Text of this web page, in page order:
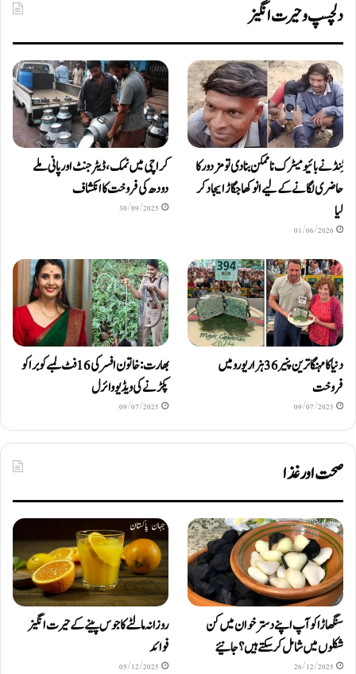
دلچسپ و حیرت انگیز
ٹِنڈ نے بائیومیٹرک ناممکن بنا دی تو مزدور کا
حاضری لگانے کے لیے انوکھا جگاڑ ایجاد کر
لیا
01/06/2026
کراچی میں نمک، ڈیٹرجنٹ اور پانی ملے
دودھ کی فروخت کا انکشاف
30/09/2025
دنیا کا مہنگا ترین پنیر 36 ہزار یورو میں
فروخت
09/07/2025
بھارت: خاتون افسر کی 16 فٹ لمبے کوبرا کو
پکڑنے کی ویڈیو وائرل
09/07/2025
صحت اور غذا
سنگھاڑا کو آپ اپنے دستر خوان میں کن
شکلوں میں شامل کرسکتے ہیں ؟ جانیئے
26/12/2025
روزانہ مالٹے کا جوس پینے کے حیرت انگیز
فوائد
05/12/2025